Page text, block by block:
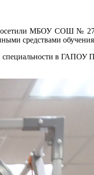
посетили МБОУ СОШ №
средствами
специальности в